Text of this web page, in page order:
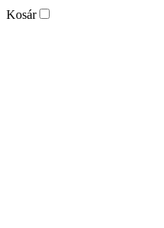
Kosár